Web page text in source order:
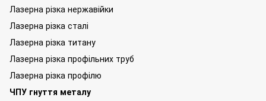
Лазерна різка нержавійки
Лазерна різка сталі
Лазерна різка титану
Лазерна різка профільних труб
Лазерна різка профілю
ЧПУ гнуття металу